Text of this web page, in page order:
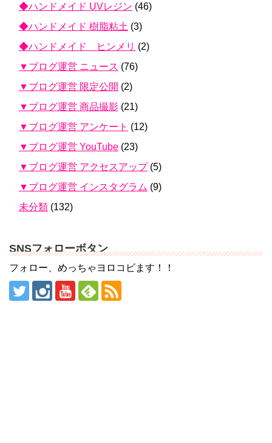
◆ハンドメイド UVレジン (46)
◆ハンドメイド 樹脂粘土 (3)
◆ハンドメイド ヒンメリ (2)
▼ブログ運営 ニュース (76)
▼ブログ運営 限定公開 (2)
▼ブログ運営 商品撮影 (21)
▼ブログ運営 アンケート (12)
▼ブログ運営 YouTube (23)
▼ブログ運営 アクセスアップ(5)
▼ブログ運営 インスタグラム (9)
未分類 (132)
SNSフォローボタン
フォロー、めっちゃヨロコビます！！